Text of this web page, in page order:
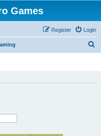
Games
Login
Register